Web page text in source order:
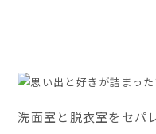
洗面室と脱衣室をセパ